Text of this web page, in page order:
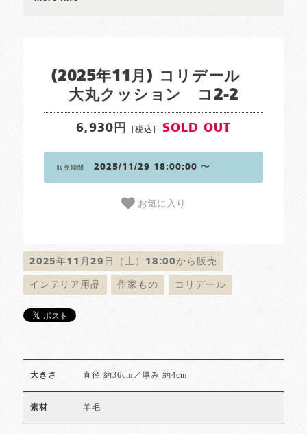
(2025年11月) コリデール
大丸クッション コ2-2
6,930円 [税込] SOLD OUT
販売期間 2025/11/29 18:00:00 〜
お気に入り
2025年11月29日（土）18:00から販売
インテリア用品 作家もの コリデール
大きさ 直径 約36cm／厚み 約4cm
素材 羊毛